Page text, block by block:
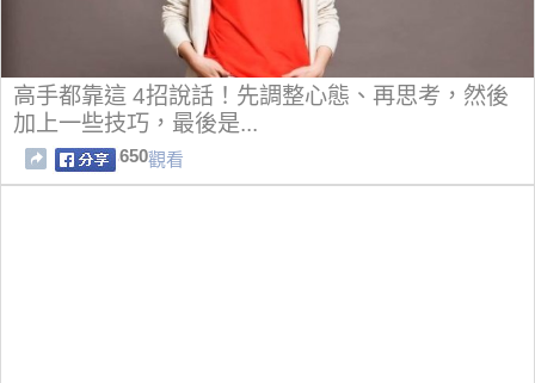
高手都靠這 4招說話！先調整心態、再思考，然後
加上一些技巧，最後是...
650觀看